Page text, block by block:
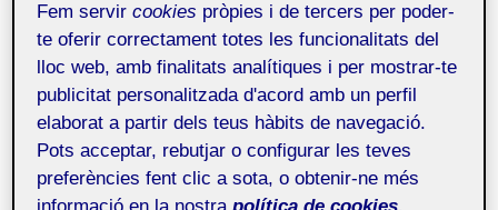
con personas cercanas a mí y a los archivos que
deseaba analizar, y mi proyecto fue muy bien recibido.
En primer lugar me preparé un guión de la
información que necesitaba saber. No eran preguntas,
más bien conceptos que quería tener claros, no sólo
para llevar a cabo mi práctica, sino también para
complacer mi propia curiosidad. Estos eran:
Fem servircookies pròpies i de tercers per poder-
te oferir correctament totes les funcionalitats del
lloc web, amb finalitats analítiques i per mostrar-te
publicitat personalitzada d'acord amb un perfil
elaborat a partir dels teus hàbits de navegació.
Pots acceptar, rebutjar o configurar les teves
preferències fent clic a sota, o obtenir-ne més